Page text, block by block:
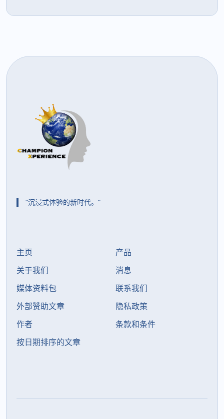
“沉浸式体验的新时代。”
主页
关于我们
媒体资料包
外部赞助文章
作者
按日期排序的文章
产品
消息
联系我们
隐私政策
条款和条件